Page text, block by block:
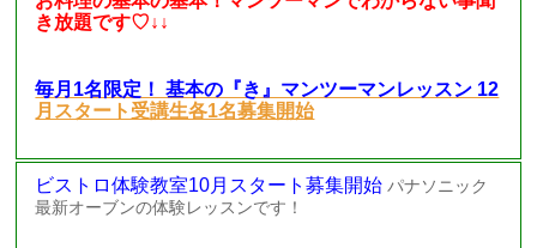
き放題です♡↓↓
毎月1名限定！ 基本の『き』マンツーマンレッスン 12
月スタート受講生各1名募集開始
ビストロ体験教室10月スタート募集開始パナソニック
最新オーブンの体験レッスンです！